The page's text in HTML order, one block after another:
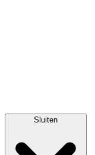
Sluiten